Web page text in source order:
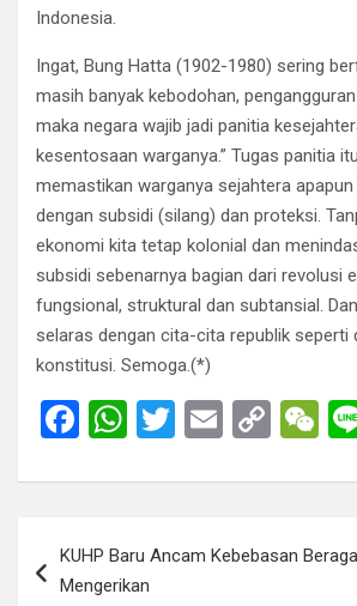
Indonesia.
Ingat, Bung Hatta (1902-1980) sering
masih banyak kebodohan,
maka negara wajib jadi panitia
kesentosaan warganya.” Tugas panitia
memastikan warganya sejahtera
dengan subsidi (silang) dan proteksi.
ekonomi kita tetap kolonial dan
subsidi sebenarnya bagian dari revolusi
fungsional, struktural dan subtansial.
selaras dengan cita-cita republik seperti
konstitusi. Semoga.(*)
F
ce
o
W
at
A
T
tt
E
ail
C
py
n
W
C
at
navigation
KUHP Baru Ancam Kebebasan
Mengerikan